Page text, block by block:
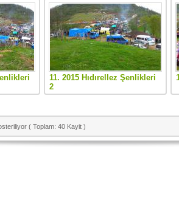
11. 2015 Hıdırellez Şenlikleri
2
( Toplam: 40 Kayit )